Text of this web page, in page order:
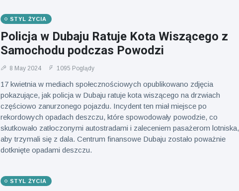
STYL ŻYCIA
Policja w Dubaju Ratuje Kota Wiszącego z
Samochodu podczas Powodzi
8 May 2024 1095 Poglądy
17 kwietnia w mediach społecznościowych opublikowano zdjęcia
pokazujące, jak policja w Dubaju ratuje kota wiszącego na drzwiach
częściowo zanurzonego pojazdu. Incydent ten miał miejsce po
rekordowych opadach deszczu, które spowodowały powodzie, co
skutkowało zatłoczonymi autostradami i zaleceniem pasażerom lotniska,
aby trzymali się z dala. Centrum finansowe Dubaju zostało poważnie
dotknięte opadami deszczu.
STYL ŻYCIA